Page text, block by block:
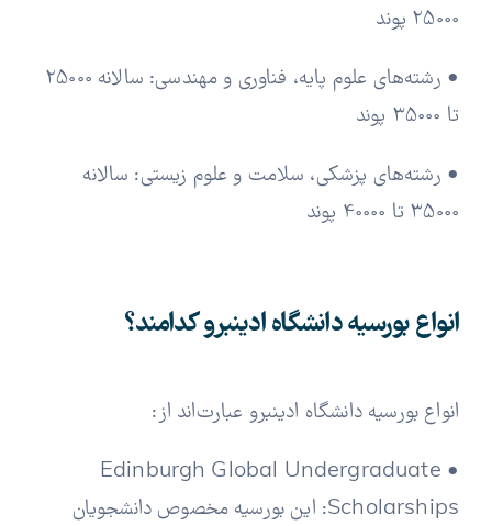
25000 پوند
• رشته‌های علوم پایه، فناوری و مهندسی: سالانه 25000
تا 35000 پوند
• رشته‌های پزشکی، سلامت و علوم زیستی: سالانه
35000 تا 40000 پوند
انواع بورسیه دانشگاه ادینبرو کدامند؟
انواع بورسیه دانشگاه ادینبرو عبارت‌اند از:
• Edinburgh Global Undergraduate
Scholarships: این بورسیه مخصوص دانشجویان